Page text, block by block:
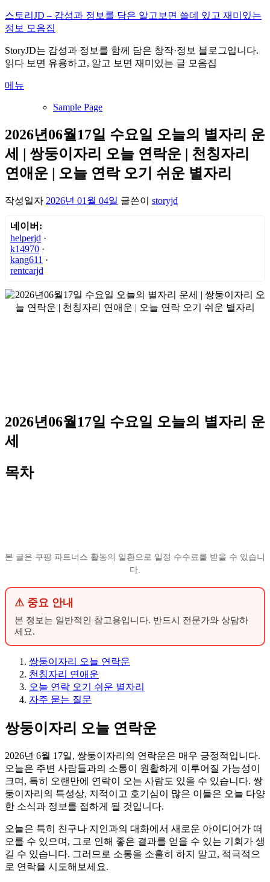
내
용
로
바
가
스토리JD – 감성과 정보를 담은 알고보면 쓸데 있고 재미있는
정보 모음집
StoryJD는 감성과 정보를 함께 담은 창작·정보 블로그입니다.
읽다 보면 유용하고, 알고 보면 재미있는 글 모음집
메뉴
Sample Page
2026년06월17일 수요일 오늘의 별자리 운
세 | 쌍둥이자리 오늘 연락운 | 천칭자리
연애운 | 오늘 연락 오기 쉬운 별자리
작성일자 2026년 01월 04일 글쓴이 storyjd
네이버:
helperjd ·
k14970 ·
kang611 ·
rentcarjd
2026년06월17일 수요일 오늘의 별자리 운
세
목차
본 글은 쿠팡 파트너스 활동의 일환으로 일정 수수료를 받을 수 있습니
다.
⚠ 중요 안내
본 정보는 일반적인 참고용입니다. 반드시 전문가와 상담하
세요.
쌍둥이자리 오늘 연락운
천칭자리 연애운
오늘 연락 오기 쉬운 별자리
자주 묻는 질문
쌍둥이자리 오늘 연락운
2026년 6월 17일, 쌍둥이자리의 연락운은 매우 긍정적입니다.
오늘은 주변 사람들과의 소통이 원활하게 이루어질 가능성이
크며, 특히 오랜만에 연락이 오는 사람도 있을 수 있습니다. 쌍
둥이자리의 특성상, 지적이고 호기심이 많은 이들은 오늘 다양
한 소식과 정보를 접하게 될 것입니다.
오늘은 특히 친구나 지인과의 대화에서 새로운 아이디어가 떠
오를 수 있으며, 그로 인해 좋은 결과를 얻을 수 있는 기회가 생
길 수 있습니다. 그러므로 소통을 소홀히 하지 말고, 적극적으
로 연락을 시도해보세요.